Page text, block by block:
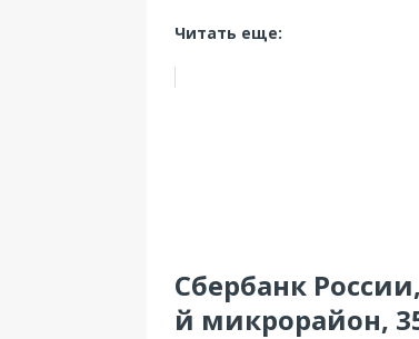
Читать еще:
Сбербанк
й микрорайон,